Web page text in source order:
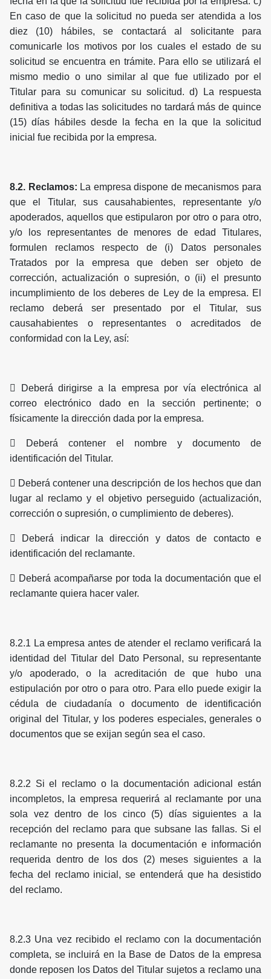
En caso de que la solicitud no pueda ser atendida a los
diez (10) hábiles, se contactará al solicitante para
comunicarle los motivos por los cuales el estado de su
solicitud se encuentra en trámite. Para ello se utilizará el
mismo medio o uno similar al que fue utilizado por el
Titular para su comunicar su solicitud. d) La respuesta
definitiva a todas las solicitudes no tardará más de quince
(15) días hábiles desde la fecha en la que la solicitud
inicial fue recibida por la empresa.
8.2. Reclamos: La empresa dispone de mecanismos para
que el Titular, sus causahabientes, representante y/o
apoderados, aquellos que estipularon por otro o para otro,
y/o los representantes de menores de edad Titulares,
formulen reclamos respecto de (i) Datos personales
Tratados por la empresa que deben ser objeto de
corrección, actualización o supresión, o (ii) el presunto
incumplimiento de los deberes de Ley de la empresa. El
reclamo deberá ser presentado por el Titular, sus
causahabientes o representantes o acreditados de
conformidad con la Ley, así:
 Deberá dirigirse a la empresa por vía electrónica al
correo electrónico dado en la sección pertinente; o
físicamente la dirección dada por la empresa.
 Deberá contener el nombre y documento de
identificación del Titular.
 Deberá contener una descripción de los hechos que dan
lugar al reclamo y el objetivo perseguido (actualización,
corrección o supresión, o cumplimiento de deberes).
 Deberá indicar la dirección y datos de contacto e
identificación del reclamante.
 Deberá acompañarse por toda la documentación que el
reclamante quiera hacer valer.
8.2.1 La empresa antes de atender el reclamo verificará la
identidad del Titular del Dato Personal, su representante
y/o apoderado, o la acreditación de que hubo una
estipulación por otro o para otro. Para ello puede exigir la
cédula de ciudadanía o documento de identificación
original del Titular, y los poderes especiales, generales o
documentos que se exijan según sea el caso.
8.2.2 Si el reclamo o la documentación adicional están
incompletos, la empresa requerirá al reclamante por una
sola vez dentro de los cinco (5) días siguientes a la
recepción del reclamo para que subsane las fallas. Si el
reclamante no presenta la documentación e información
requerida dentro de los dos (2) meses siguientes a la
fecha del reclamo inicial, se entenderá que ha desistido
del reclamo.
8.2.3 Una vez recibido el reclamo con la documentación
completa, se incluirá en la Base de Datos de la empresa
donde reposen los Datos del Titular sujetos a reclamo una